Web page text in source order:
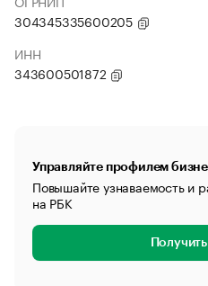
304345335600205
ИНН
343600501872
Управляйте профилем
Повышайте узнаваемость и
на РБК